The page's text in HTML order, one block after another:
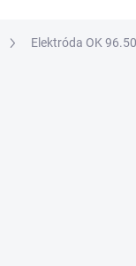
Elektróda OK